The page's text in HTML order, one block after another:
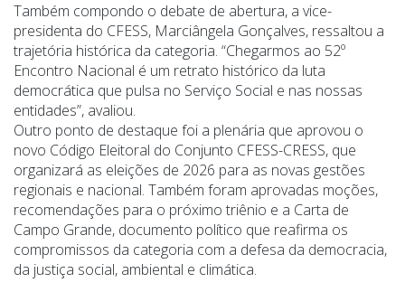
Também compondo o debate de abertura, a vice-
presidenta do CFESS, Marciângela Gonçalves, ressaltou a
trajetória histórica da categoria. “Chegarmos ao 52º
Encontro Nacional é um retrato histórico da luta
democrática que pulsa no Serviço Social e nas nossas
entidades”, avaliou.
Outro ponto de destaque foi a plenária que aprovou o
novo Código Eleitoral do Conjunto CFESS-CRESS, que
organizará as eleições de 2026 para as novas gestões
regionais e nacional. Também foram aprovadas moções,
recomendações para o próximo triênio e a Carta de
Campo Grande, documento político que reafirma os
compromissos da categoria com a defesa da democracia,
da justiça social, ambiental e climática.